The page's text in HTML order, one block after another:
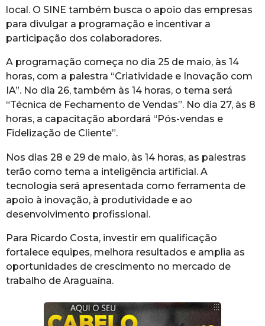
local. O SINE também busca o apoio das empresas
para divulgar a programação e incentivar a
participação dos colaboradores.
A programação começa no dia 25 de maio, às 14
horas, com a palestra “Criatividade e Inovação com
IA”. No dia 26, também às 14 horas, o tema será
“Técnica de Fechamento de Vendas”. No dia 27, às 8
horas, a capacitação abordará “Pós-vendas e
Fidelização de Cliente”.
Nos dias 28 e 29 de maio, às 14 horas, as palestras
terão como tema a inteligência artificial. A
tecnologia será apresentada como ferramenta de
apoio à inovação, à produtividade e ao
desenvolvimento profissional.
Para Ricardo Costa, investir em qualificação
fortalece equipes, melhora resultados e amplia as
oportunidades de crescimento no mercado de
trabalho de Araguaína.